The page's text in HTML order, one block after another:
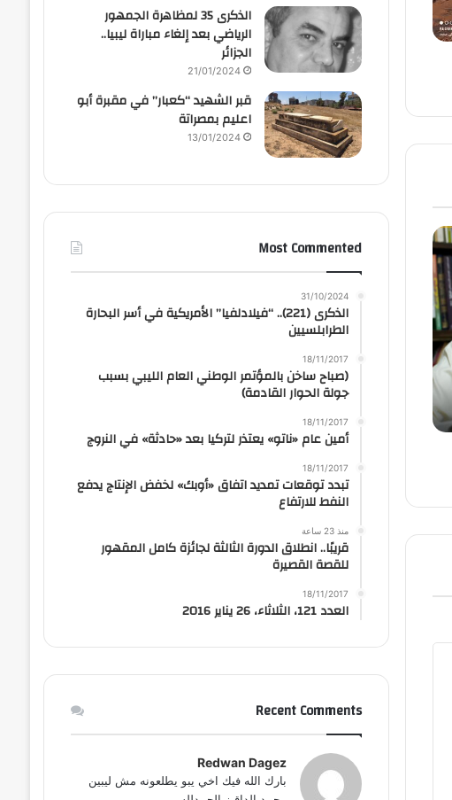
الذكرى 35 لمظاهرة الجمهور
الرياضي بعد إلغاء مباراة ليبيا..
الجزائر
21/01/2024
قبر الشهيد “كعبار” في مقبرة أبو
اعليم بمصراتة
13/01/2024
Most Commented
31/10/2024
الذكرى (221).. “فيلادلفيا” الأمريكية في أسر البحارة
الطرابلسيين
18/11/2017
(صباح ساخن بالمؤتمر الوطني العام الليبي بسبب
جولة الحوار القادمة)
18/11/2017
أمين عام «ناتو» يعتذر لتركيا بعد «حادثة» في النروج
18/11/2017
تبدد توقعات تمديد اتفاق «أوبك» لخفض الإنتاج يدفع
النفط للارتفاع
منذ 23 ساعة
قريبًا.. انطلاق الدورة الثالثة لجائزة كامل المقهور
للقصة القصيرة
18/11/2017
العدد 121، الثلاثاء، 26 يناير 2016
Recent Comments
Redwan Dagez
بارك الله فيك اخي يبو يطلعونه مش ليبين